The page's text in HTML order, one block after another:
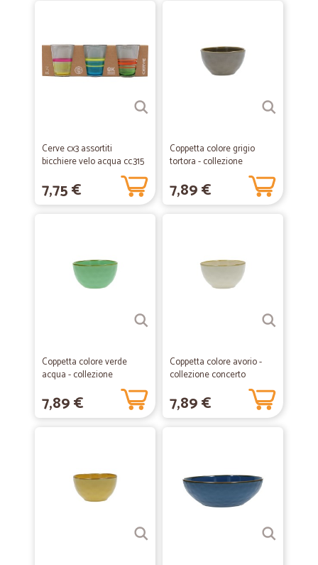
Cerve cx3 assortiti
bicchiere velo acqua cc.315
7,75 €
Coppetta colore grigio
tortora - collezione
7,89 €
Coppetta colore verde
acqua - collezione
7,89 €
Coppetta colore avorio -
collezione concerto
7,89 €